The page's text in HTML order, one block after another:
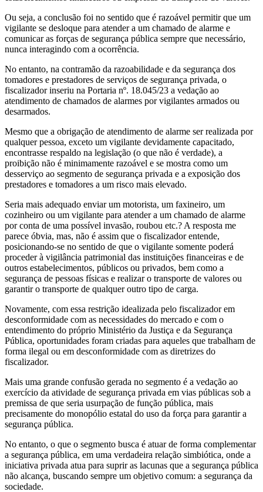
Ou seja, a conclusão foi no sentido que é razoável permitir que um
vigilante se desloque para atender a um chamado de alarme e
comunicar as forças de segurança pública sempre que necessário,
nunca interagindo com a ocorrência.
No entanto, na contramão da razoabilidade e da segurança dos
tomadores e prestadores de serviços de segurança privada, o
fiscalizador inseriu na Portaria nº. 18.045/23 a vedação ao
atendimento de chamados de alarmes por vigilantes armados ou
desarmados.
Mesmo que a obrigação de atendimento de alarme ser realizada por
qualquer pessoa, exceto um vigilante devidamente capacitado,
encontrasse respaldo na legislação (o que não é verdade), a
proibição não é minimamente razoável e se mostra como um
desserviço ao segmento de segurança privada e a exposição dos
prestadores e tomadores a um risco mais elevado.
Seria mais adequado enviar um motorista, um faxineiro, um
cozinheiro ou um vigilante para atender a um chamado de alarme
por conta de uma possível invasão, roubou etc.? A resposta me
parece óbvia, mas, não é assim que o fiscalizador entende,
posicionando-se no sentido de que o vigilante somente poderá
proceder à vigilância patrimonial das instituições financeiras e de
outros estabelecimentos, públicos ou privados, bem como a
segurança de pessoas físicas e realizar o transporte de valores ou
garantir o transporte de qualquer outro tipo de carga.
Novamente, com essa restrição idealizada pelo fiscalizador em
desconformidade com as necessidades do mercado e com o
entendimento do próprio Ministério da Justiça e da Segurança
Pública, oportunidades foram criadas para aqueles que trabalham de
forma ilegal ou em desconformidade com as diretrizes do
fiscalizador.
Mais uma grande confusão gerada no segmento é a vedação ao
exercício da atividade de segurança privada em vias públicas sob a
premissa de que seria usurpação de função pública, mais
precisamente do monopólio estatal do uso da força para garantir a
segurança pública.
No entanto, o que o segmento busca é atuar de forma complementar
a segurança pública, em uma verdadeira relação simbiótica, onde a
iniciativa privada atua para suprir as lacunas que a segurança pública
não alcança, buscando sempre um objetivo comum: a segurança da
sociedade.